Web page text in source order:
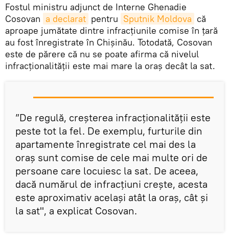
Fostul ministru adjunct de Interne Ghenadie
Cosovan a declarat pentru Sputnik Moldova că
aproape jumătate dintre infracțiunile comise în țară
au fost înregistrate în Chișinău. Totodată, Cosovan
este de părere că nu se poate afirma că nivelul
infracționalității este mai mare la oraș decât la sat.
”De regulă, creșterea infracționalității este
peste tot la fel. De exemplu, furturile din
apartamente înregistrate cel mai des la
oraș sunt comise de cele mai multe ori de
persoane care locuiesc la sat. De aceea,
dacă numărul de infracțiuni crește, acesta
este aproximativ același atât la oraș, cât și
la sat", a explicat Cosovan.